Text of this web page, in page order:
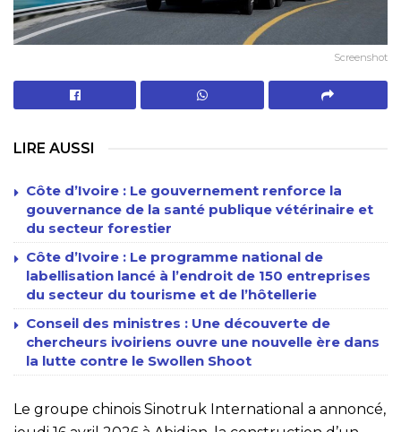
Screenshot
LIRE AUSSI
Côte d’Ivoire : Le gouvernement renforce la
gouvernance de la santé publique vétérinaire et
du secteur forestier
Côte d’Ivoire : Le programme national de
labellisation lancé à l’endroit de 150 entreprises
du secteur du tourisme et de l’hôtellerie
Conseil des ministres : Une découverte de
chercheurs ivoiriens ouvre une nouvelle ère dans
la lutte contre le Swollen Shoot
Le groupe chinois Sinotruk International a annoncé,